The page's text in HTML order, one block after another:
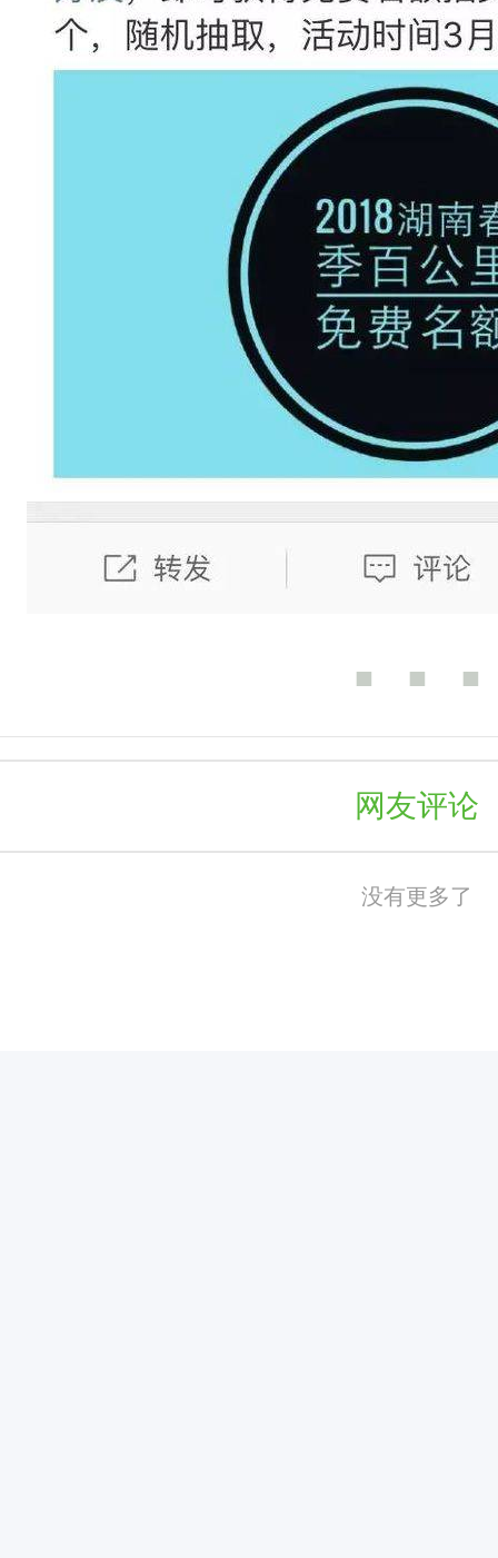
■ ■ ■
网友评论
没有更多了